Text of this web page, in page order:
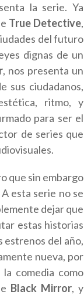
la serie. Ya
True Detective,
del futuro
dignas de un
, nos presenta un
sus ciudadanos,
ritmo, y
para ser el
de series que
que sin embargo
esta serie no se
dejar que
estas historias
estrenos del año,
nueva, por
comedia como
Black Mirror, y